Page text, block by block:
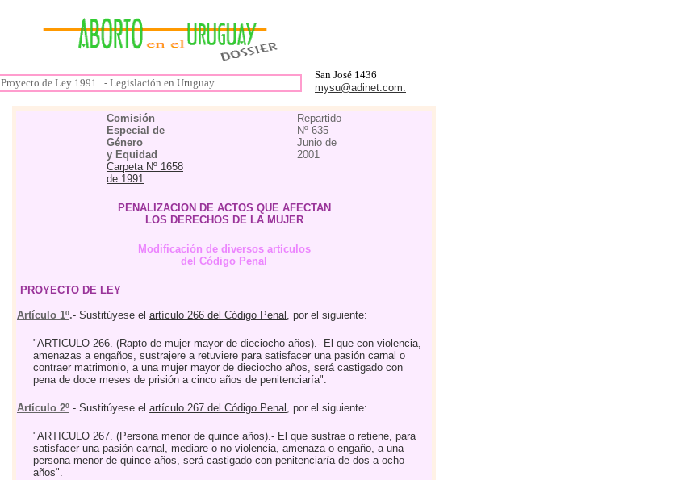
Proyecto de Ley 1991 - Legislación en Uruguay
San José 1436
mysu@adinet.com.
Comisión
Especial de
Género
y Equidad
Carpeta Nº 1658
de 1991
Repartido
Nº 635
Junio de
2001
PENALIZACION DE ACTOS QUE AFECTAN
LOS DERECHOS DE LA MUJER
Modificación de diversos artículos
del Código Penal
PROYECTO DE LEY
Artículo 1º.- Sustitúyese el artículo 266 del Código Penal , por el siguiente:
"ARTICULO 266. (Rapto de mujer mayor de dieciocho años).- El que con violencia,
amenazas a engaños, sustrajere a retuviere para satisfacer una pasión carnal o
contraer matrimonio, a una mujer mayor de dieciocho años, será castigado con
pena de doce meses de prisión a cinco años de penitenciaría".
Artículo 2º.- Sustitúyese el artículo 267 del Código Penal , por el siguiente:
"ARTICULO 267. (Persona menor de quince años).- El que sustrae o retiene, para
satisfacer una pasión carnal, mediare o no violencia, amenaza o engaño, a una
persona menor de quince años, será castigado con penitenciaría de dos a ocho
años".